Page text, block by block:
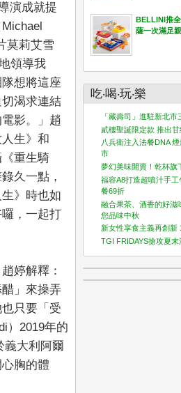
演成就提
莫莉艾雪
領導我
想將這座
渴求連結
影。」趙
生》和
重生騎
久一點，
》時也如
，一起打
婷解釋：
」來操弄
只要「受
）2019年的
義大利阿爾
胸的體
BELLINI推
薩一次滿足
吃‧喝‧玩‧樂
「藏壽司」進駐新北
貳樓聖誕限定款 推出
八兵衛注入法餐DNA
市
夢幻美味開賣！乾杯旗
福容A8打造超噴汁手
餐69折
融合果茶、酒香的好滋
您品味中秋
新女性享食主義再創新
TGI FRIDAYS搶攻夏